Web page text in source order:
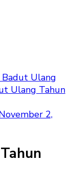
Badut Ulang
Ulang Tahun
2,